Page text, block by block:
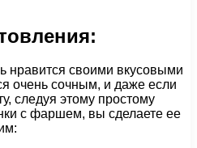
нравится своими вкусовыми
очень сочным, и даже если
следуя этому простому
с фаршем, вы сделаете ее